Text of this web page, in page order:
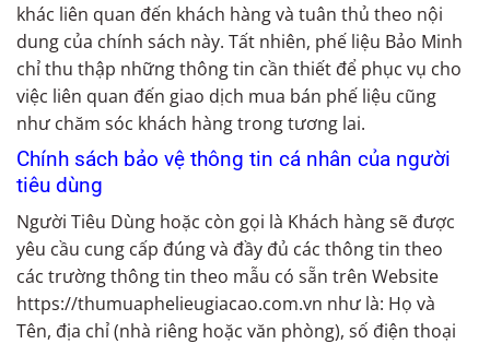
khác liên quan đến khách hàng và tuân thủ theo nội
dung của chính sách này. Tất nhiên, phế liệu Bảo Minh
chỉ thu thập những thông tin cần thiết để phục vụ cho
việc liên quan đến giao dịch mua bán phế liệu cũng
như chăm sóc khách hàng trong tương lai.
Chính sách bảo vệ thông tin cá nhân của người
tiêu dùng
Người Tiêu Dùng hoặc còn gọi là Khách hàng sẽ được
yêu cầu cung cấp đúng và đầy đủ các thông tin theo
các trường thông tin theo mẫu có sẵn trên Website
https://thumuaphelieugiacao.com.vn như là: Họ và
Tên, địa chỉ (nhà riêng hoặc văn phòng), số điện thoại